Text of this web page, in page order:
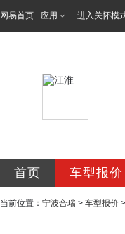
网易首页 应用 进入关怀模
首页 车型报价
当前位置： 宁波合瑞 > 车型报价 >